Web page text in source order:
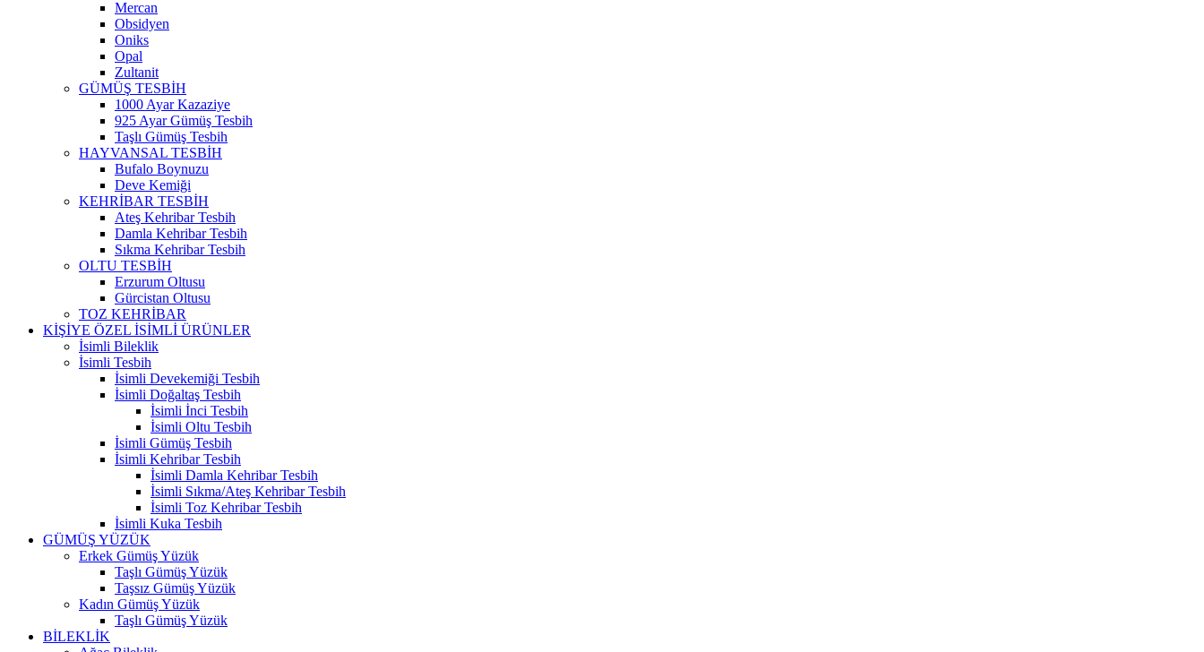
Mercan
Obsidyen
Oniks
Opal
Zultanit
GÜMÜŞ TESBİH
1000 Ayar Kazaziye
925 Ayar Gümüş Tesbih
Taşlı Gümüş Tesbih
HAYVANSAL TESBİH
Bufalo Boynuzu
Deve Kemiği
KEHRİBAR TESBİH
Ateş Kehribar Tesbih
Damla Kehribar Tesbih
Sıkma Kehribar Tesbih
OLTU TESBİH
Erzurum Oltusu
Gürcistan Oltusu
TOZ KEHRİBAR
KİŞİYE ÖZEL İSİMLİ ÜRÜNLER
İsimli Bileklik
İsimli Tesbih
İsimli Devekemiği Tesbih
İsimli Doğaltaş Tesbih
İsimli İnci Tesbih
İsimli Oltu Tesbih
İsimli Gümüş Tesbih
İsimli Kehribar Tesbih
İsimli Damla Kehribar Tesbih
İsimli Sıkma/Ateş Kehribar Tesbih
İsimli Toz Kehribar Tesbih
İsimli Kuka Tesbih
GÜMÜŞ YÜZÜK
Erkek Gümüş Yüzük
Taşlı Gümüş Yüzük
Taşsız Gümüş Yüzük
Kadın Gümüş Yüzük
Taşlı Gümüş Yüzük
BİLEKLİK